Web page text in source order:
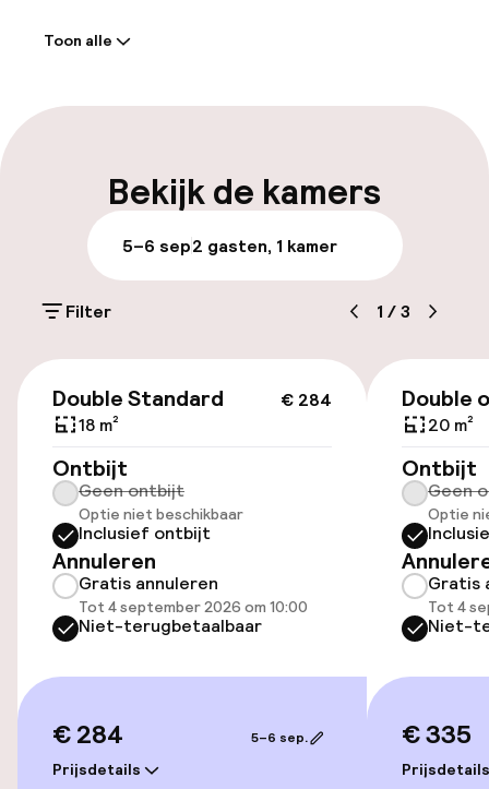
Meertalige medewerkers
Parkeren & mobiliteit
Openbaar parkeren
Fietsenstalling
Fietsen beschikbaar
Toegankelijkheid
Lift
Voor toegankelijkheid
geoptimaliseerde kamers beschikbaar
Kamers
Toon alle
Bekijk de kamers
5–6 sep2 gasten, 1 kamer
Filter 1 /3
€ 284
Double Standard
18 m²
Ontbijt
Geen ontbijt
Optie niet beschikbaar
Inclusief ontbijt
Annuleren
Gratis annuleren
Tot 4 september 2026 om 10:00
Niet-terugbetaalbaar
€ 284
Prijsdetails
5–6 sep.
Double
20 m²
Ontbijt
Geen
Optie
Gratis
Tot 4
Niet-
€ 335
Prijsdetails